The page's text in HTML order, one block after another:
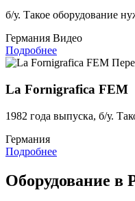
б/у. Такое оборудование
Германия Видео
Подробнее
La Fornigrafica FEM
1982 года выпуска, б/у.
Германия
Подробнее
Оборудование в